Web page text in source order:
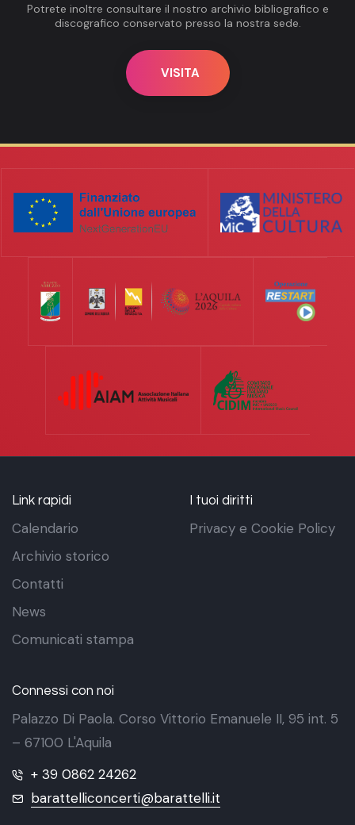
Potrete inoltre consultare il nostro archivio bibliografico e
discografico conservato presso la nostra sede.
VISITA
Link rapidi
Calendario
Archivio storico
Contatti
News
Comunicati stampa
I tuoi diritti
Privacy e Cookie Policy
Connessi con noi
Palazzo Di Paola. Corso Vittorio Emanuele II, 95 int. 5
– 67100 L'Aquila
+ 39 0862 24262
barattelliconcerti@barattelli.it